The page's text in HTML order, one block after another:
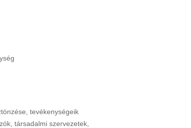
tevékenységeik
társadalmi szervezetek,